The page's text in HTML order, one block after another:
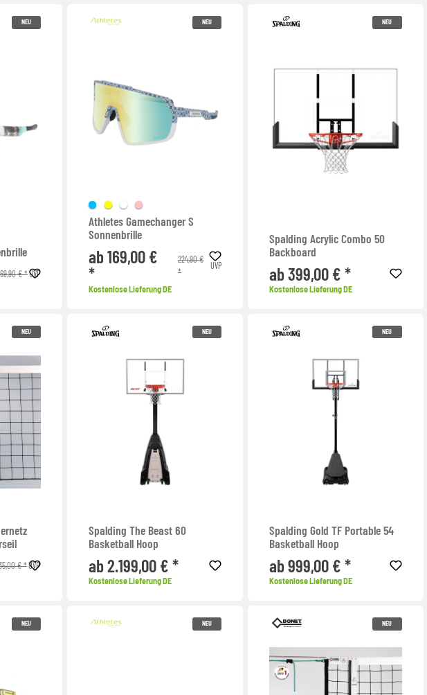
NEU
€ *UVP
NEU
Athletes Gamechanger S
Sonnenbrille
ab 169,00 €
*
224,90 €
*
UVP
Kostenlose Lieferung DE
NEU
Spalding Acrylic Combo 50
Backboard
ab 399,00 € *
Kostenlose Lieferung DE
NEU
€ *UVP
NEU
Spalding The Beast 60
Basketball Hoop
ab 2.199,00 € *
Kostenlose Lieferung DE
NEU
Spalding Gold TF Portable 54
Basketball Hoop
ab 999,00 € *
Kostenlose Lieferung DE
NEU NEU NEU